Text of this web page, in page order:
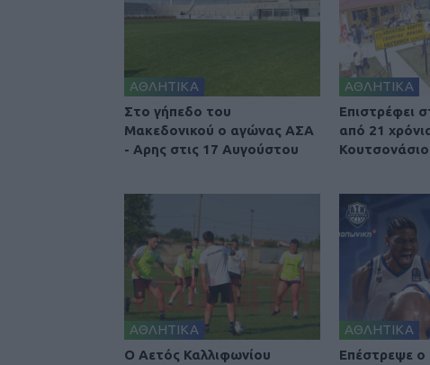
ΑΘΛΗΤΙΚΑ
Στο γήπεδο του
Μακεδονικού ο αγώνας ΑΣΑ
- Αρης στις 17 Αυγούστου
ΑΘΛΗΤΙΚΑ
Επιστρέφει
από 21
ΑΘΛΗΤΙΚΑ
Ο Αετός Καλλιφωνίου
ΑΘΛΗΤΙΚΑ
Επέστρεψε